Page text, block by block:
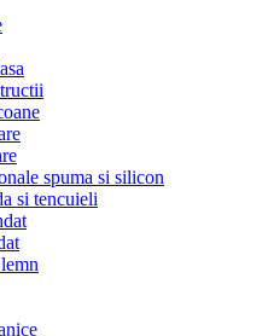
spuma si silicon
si tencuieli